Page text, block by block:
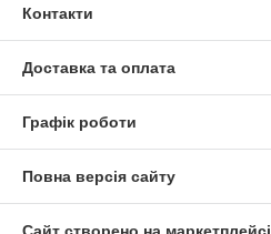
Контакти
Доставка та оплата
Графік роботи
Повна версія сайту